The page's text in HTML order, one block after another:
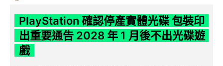
PlayStation 確認停產實體光碟 包裝印
出重要通告 2028 年 1 月後不出光碟遊
戲